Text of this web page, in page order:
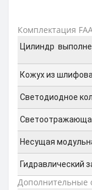
Комплектация
Цилиндр
Кожух из
Светодиодное
Несущая
Гидравлический
Дополнительные